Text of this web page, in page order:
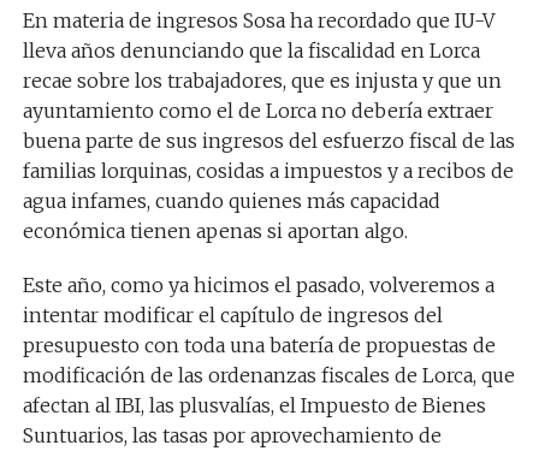
En materia de ingresos Sosa ha recordado que IU-V
lleva años denunciando que la fiscalidad en Lorca
recae sobre los trabajadores, que es injusta y que un
ayuntamiento como el de Lorca no debería extraer
buena parte de sus ingresos del esfuerzo fiscal de las
familias lorquinas, cosidas a impuestos y a recibos de
agua infames, cuando quienes más capacidad
económica tienen apenas si aportan algo.
Este año, como ya hicimos el pasado, volveremos a
intentar modificar el capítulo de ingresos del
presupuesto con toda una batería de propuestas de
modificación de las ordenanzas fiscales de Lorca, que
afectan al IBI, las plusvalías, el Impuesto de Bienes
Suntuarios, las tasas por aprovechamiento de